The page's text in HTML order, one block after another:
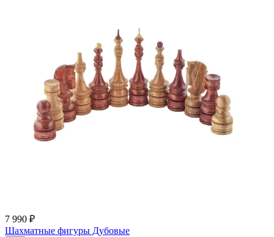
7 990 ₽
Шахматные фигуры Дубовые